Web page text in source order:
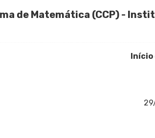
de Matemática (CCP) -
Início